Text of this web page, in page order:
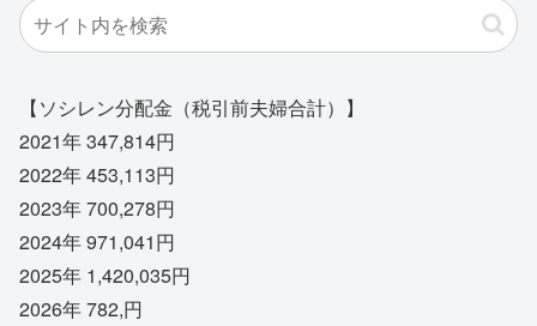
【ソシレン分配金（税引前夫婦合計）】
2021年 347,814円
2022年 453,113円
2023年 700,278円
2024年 971,041円
2025年 1,420,035円
2026年 782,円